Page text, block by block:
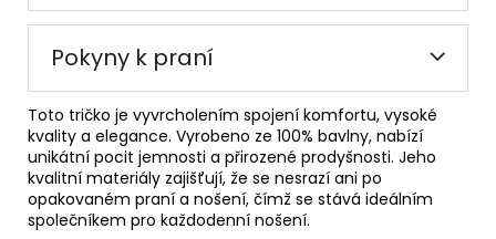
Pokyny k praní
Toto tričko je vyvrcholením spojení komfortu, vysoké
kvality a elegance. Vyrobeno ze 100% bavlny, nabízí
unikátní pocit jemnosti a přirozené prodyšnosti. Jeho
kvalitní materiály zajišťují, že se nesrazí ani po
opakovaném praní a nošení, čímž se stává ideálním
společníkem pro každodenní nošení.